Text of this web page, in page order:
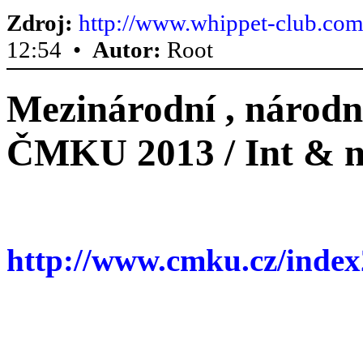
Zdroj: http://www.whippet-
12:54 • Autor: Root
Mezinárodní ,
ČMKU 2013 / Int &
http://www.cmku.cz/